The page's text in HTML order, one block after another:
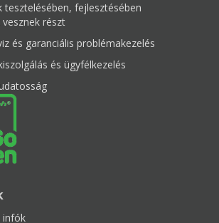
tesztelésében, fejlesztésében
részt
és garanciális problémakezelés
és ügyfélkezelés
infók